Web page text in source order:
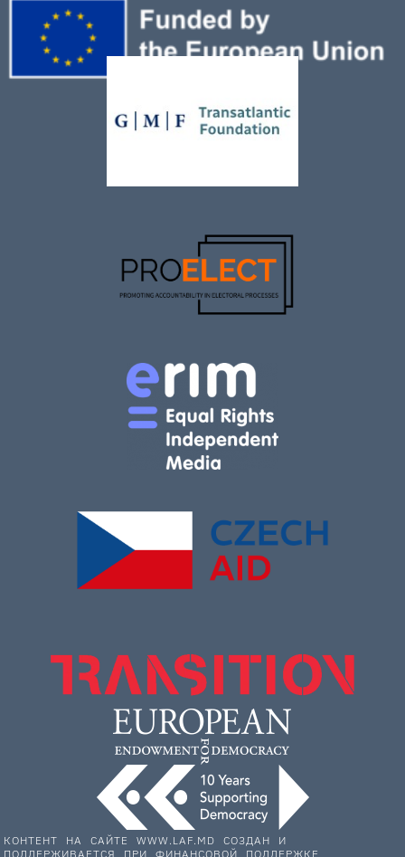
КОНТЕНТ НА САЙТЕ WWW.LAF.MD СОЗДАН И
ПОДДЕРЖИВАЕТСЯ ПРИ ФИНАНСОВОЙ ПОДДЕРЖКЕ